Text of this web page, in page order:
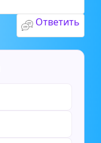
Ответить